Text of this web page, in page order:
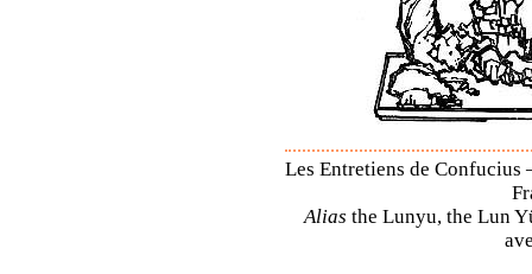
Les Entretiens de
Alias the Lunyu, the Lun